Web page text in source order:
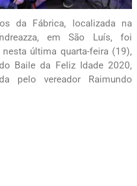
da Fábrica, localizada na
em São Luís, foi
última quarta-feira (19),
Baile da Feliz Idade 2020,
pelo vereador Raimundo